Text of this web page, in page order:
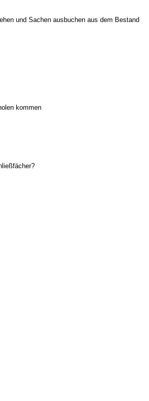
und Sachen ausbuchen aus dem Bestand
kommen